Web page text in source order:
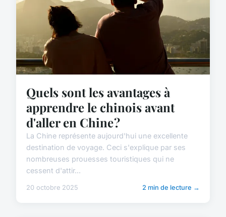
Quels sont les avantages à
apprendre le chinois avant
d'aller en Chine ?
La Chine représente aujourd'hui une excellente
destination de voyage. Ceci s'explique par ses
nombreuses prouesses touristiques qui ne
cessent d'attir...
20 octobre 2025 2 min de lecture →